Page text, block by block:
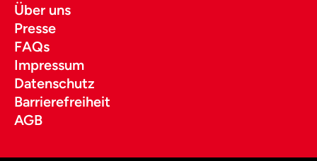
Über uns
Presse
FAQs
Impressum
Datenschutz
Barrierefreiheit
AGB